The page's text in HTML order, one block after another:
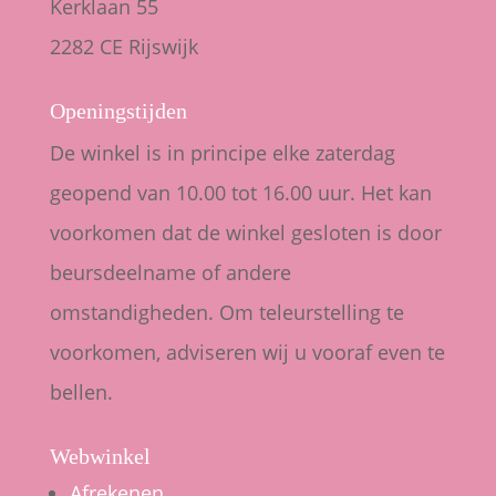
Kerklaan 55
2282 CE Rijswijk
Openingstijden
De winkel is in principe elke zaterdag
geopend van 10.00 tot 16.00 uur. Het kan
voorkomen dat de winkel gesloten is door
beursdeelname of andere
omstandigheden. Om teleurstelling te
voorkomen, adviseren wij u vooraf even te
bellen.
Webwinkel